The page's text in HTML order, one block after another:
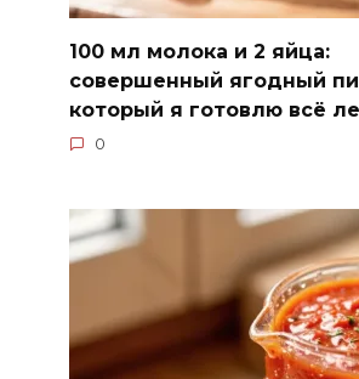
100 мл молока и 2 яйца:
совершенный ягодный
который я готовлю всё
0